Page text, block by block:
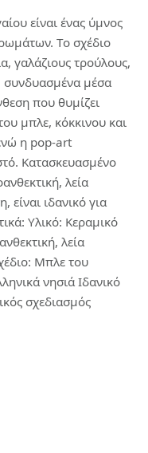
είναι ένας ύμνος
Το σχέδιο
γαλάζιους τρούλους,
συνδυασμένα μέσα
που θυμίζει
μπλε, κόκκινου και
η pop-art
Κατασκευασμένο
λεία
είναι ιδανικό για
Υλικό: Κεραμικό
λεία
Μπλε του
νησιά Ιδανικό
σχεδιασμός